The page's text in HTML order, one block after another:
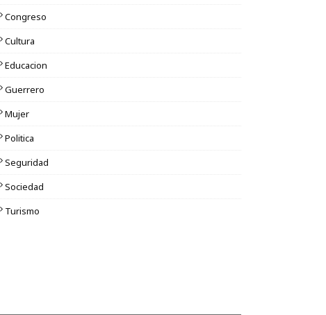
Congreso
Cultura
Educacion
Guerrero
Mujer
Politica
Seguridad
Sociedad
Turismo